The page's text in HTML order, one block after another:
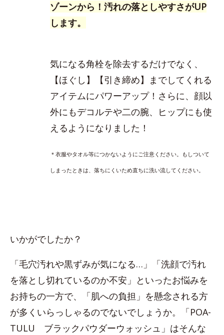
ゾーンから！汚れの落としやすさがUP
します。
気になる角栓を除去するだけでなく、
【ほぐし】【引き締め】までしてくれる
アイテムにパワーアップ！さらに、顔以
外にもデコルテや二の腕、ヒップにも使
えるようになりました！
＊衣服やタオル等につかないようにご注意ください。もしついて
しまったときは、落ちにくいため直ちに洗い流してください。
いかがでしたか？
「毛穴汚れや黒ずみが気になる…」「洗顔で汚れ
を落とし切れているのか不安」といったお悩みを
お持ちの一方で、「肌への負担」を懸念される方
が多くいらっしゃるのでないでしょうか。「POA-
TULU ブラックパウダーウォッシュ」はそんな